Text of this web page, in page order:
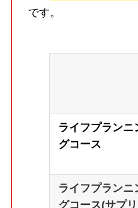
です。
ライフプランニ
グコース
ライフプランニ
グコース(サプリ